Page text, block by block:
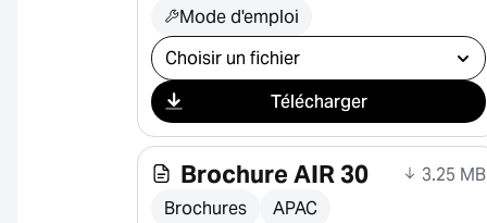
Mode d'emploi
Sélectionner le téléchargement
Télécharger
Brochure AIR 30
3.25 MB
Brochures
APAC